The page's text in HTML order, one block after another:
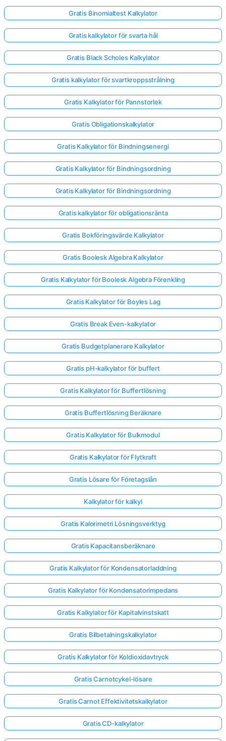
Gratis Binomialtest Kalkylator
Gratis kalkylator för svarta hål
Gratis Black Scholes Kalkylator
Gratis kalkylator för svartkroppsstrålning
Gratis Kalkylator för Pannstorlek
Gratis Obligationskalkylator
Gratis Kalkylator för Bindningsenergi
Gratis Kalkylator för Bindningsordning
Gratis Kalkylator för Bindningsordning
Gratis kalkylator för obligationsränta
Gratis Bokföringsvärde Kalkylator
Gratis Boolesk Algebra Kalkylator
Gratis Kalkylator för Boolesk Algebra Förenkling
Gratis Kalkylator för Boyles Lag
Gratis Break Even-kalkylator
Gratis Budgetplanerare Kalkylator
Gratis pH-kalkylator för buffert
Gratis Kalkylator för Buffertlösning
Gratis Buffertlösning Beräknare
Gratis Kalkylator för Bulkmodul
Gratis Kalkylator för Flytkraft
Gratis Lösare för Företagslån
Kalkylator för kalkyl
Gratis Kalorimetri Lösningsverktyg
Gratis Kapacitansberäknare
Gratis Kalkylator för Kondensatorladdning
Gratis Kalkylator för Kondensatorimpedans
Gratis Kalkylator för Kapitalvinstskatt
Gratis Bilbetalningskalkylator
Gratis Kalkylator för Koldioxidavtryck
Gratis Carnotcykel-lösare
Gratis Carnot Effektivitetskalkylator
Gratis CD-kalkylator